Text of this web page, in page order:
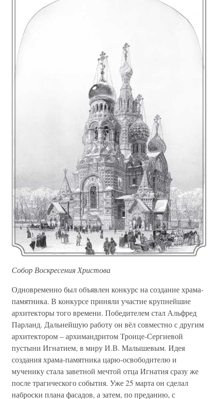
Собор Воскресения Христова
Одновременно был объявлен конкурс на создание храма-
памятника. В конкурсе приняли участие крупнейшие
архитекторы того времени. Победителем стал Альфред
Парланд. Дальнейшую работу он вёл совместно с другим
архитектором – архимандритом Троице-Сергиевой
пустыни Игнатием, в миру И.В. Малышевым. Идея
создания храма-памятника царю-освободителю и
мученику стала заветной мечтой отца Игнатия сразу же
после трагического события. Уже 25 марта он сделал
наброски плана фасадов, а затем, по преданию, с